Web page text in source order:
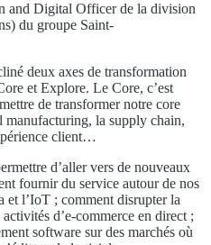
and Digital Officer de la division
du groupe Saint-
deux axes de transformation
et Explore. Le Core, c’est
de transformer notre core
manufacturing, la supply chain,
client…
d’aller vers de nouveaux
fournir du service autour de nos
et l’IoT ; comment disrupter la
d’e-commerce en direct ;
software sur des marchés où